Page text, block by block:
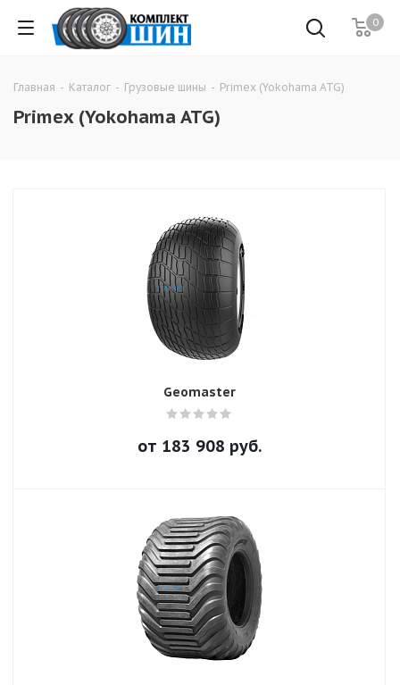
0
Главная - Каталог - Грузовые шины - Primex (Yokohama ATG)
Primex (Yokohama ATG)
Geomaster
от 183 908 руб.